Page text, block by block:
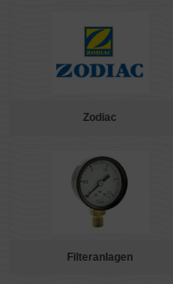
Zodiac
Filteranlagen